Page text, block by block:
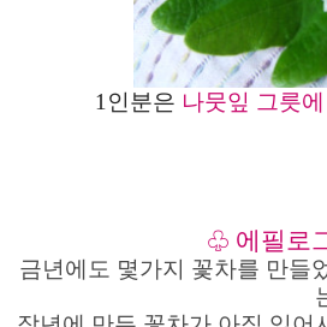
1인분은 나뭇잎 그릇
♧ 에필로
금년에도 몇가지 꽃차를 만들